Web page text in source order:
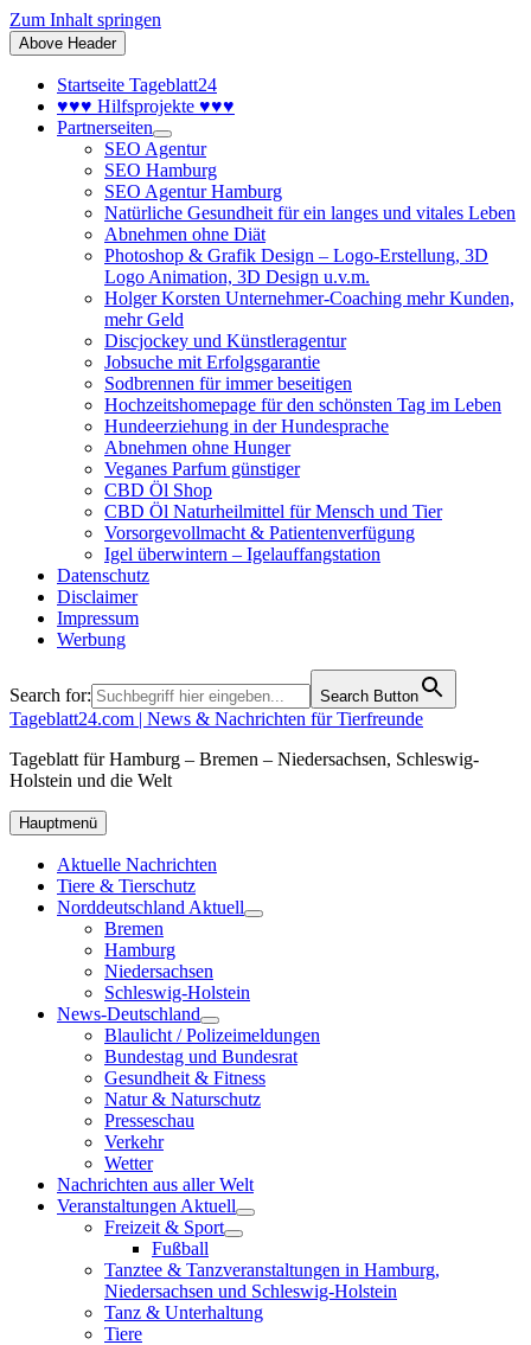
Zum Inhalt springen
Above Header
Startseite Tageblatt24
♥♥♥ Hilfsprojekte ♥♥♥
Partnerseiten
SEO Agentur
SEO Hamburg
SEO Agentur Hamburg
Natürliche Gesundheit für ein langes und vitales Leben
Abnehmen ohne Diät
Photoshop & Grafik Design – Logo-Erstellung, 3D
Logo Animation, 3D Design u.v.m.
Holger Korsten Unternehmer-Coaching mehr Kunden,
mehr Geld
Discjockey und Künstleragentur
Jobsuche mit Erfolgsgarantie
Sodbrennen für immer beseitigen
Hochzeitshomepage für den schönsten Tag im Leben
Hundeerziehung in der Hundesprache
Abnehmen ohne Hunger
Veganes Parfum günstiger
CBD Öl Shop
CBD Öl Naturheilmittel für Mensch und Tier
Vorsorgevollmacht & Patientenverfügung
Igel überwintern – Igelauffangstation
Datenschutz
Disclaimer
Impressum
Werbung
Search for: Search Button
Tageblatt24.com | News & Nachrichten für Tierfreunde
Tageblatt für Hamburg – Bremen – Niedersachsen, Schleswig-
Holstein und die Welt
Hauptmenü
Aktuelle Nachrichten
Tiere & Tierschutz
Norddeutschland Aktuell
Bremen
Hamburg
Niedersachsen
Schleswig-Holstein
News-Deutschland
Blaulicht / Polizeimeldungen
Bundestag und Bundesrat
Gesundheit & Fitness
Natur & Naturschutz
Presseschau
Verkehr
Wetter
Nachrichten aus aller Welt
Veranstaltungen Aktuell
Freizeit & Sport
Fußball
Tanztee & Tanzveranstaltungen in Hamburg,
Niedersachsen und Schleswig-Holstein
Tanz & Unterhaltung
Tiere